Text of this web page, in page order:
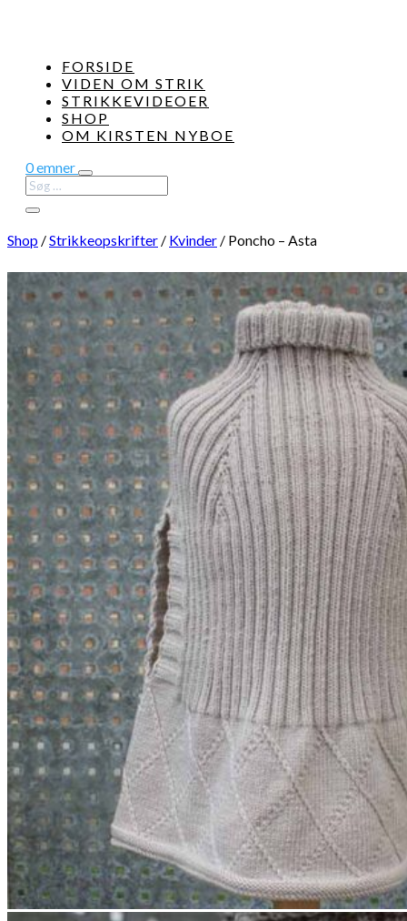
FORSIDE
VIDEN OM STRIK
STRIKKEVIDEOER
SHOP
OM KIRSTEN NYBOE
0 emner
Shop /Strikkeopskrifter / Kvinder / Poncho – Asta